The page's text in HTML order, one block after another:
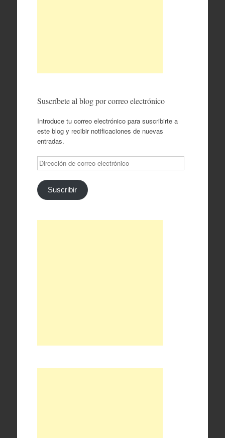
Suscríbete al blog por correo electrónico
Introduce tu correo electrónico para suscribirte a
este blog y recibir notificaciones de nuevas
entradas.
Dirección
de
correo
electrónico
Suscribir